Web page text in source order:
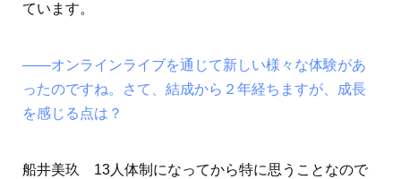
ています。
――オンラインライブを通じて新しい様々な体験があ
ったのですね。さて、結成から２年経ちますが、成長
を感じる点は？
船井美玖 13人体制になってから特に思うことなので